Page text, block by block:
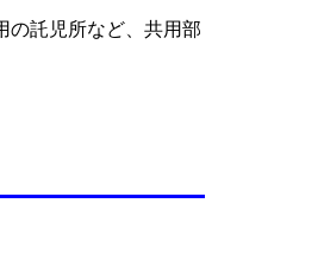
の託児所など、共用部